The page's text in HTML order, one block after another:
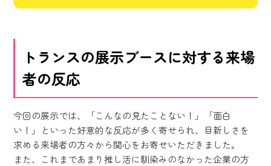
トランスの展示ブースに対する来場
者の反応
今回の展示では、「こんなの見たことない！」「面白
い！」といった好意的な反応が多く寄せられ、目新しさを
求める来場者の方々から関心をお寄せいただきました。
また、これまであまり推し活に馴染みのなかった企業の方